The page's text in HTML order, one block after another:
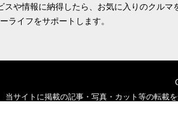
スや情報に納得したら、お気に入りのクルマ
ライフをサポートします。
当サイトに掲載の記事・写真・カット等の転載